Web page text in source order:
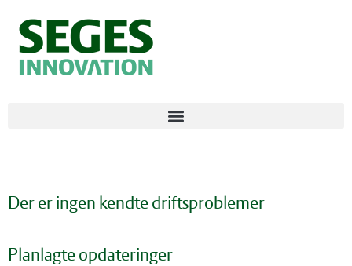
Der er ingen kendte driftsproblemer
Planlagte opdateringer